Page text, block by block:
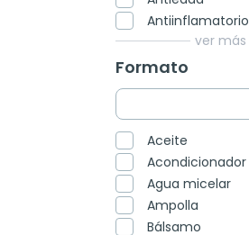
Antiinflamatorio
ver más
Formato
Aceite
Acondicionador
Agua micelar
Ampolla
Bálsamo